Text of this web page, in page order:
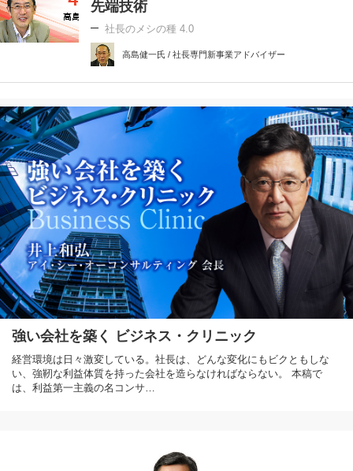
先端技術
社長のメシの種 4.0
高島健一氏 / 社長専門新事業アドバイザー
強い会社を築く ビジネス・クリニック
経営環境は日々激変している。社長は、どんな変化にもビクともしな
い、強靭な利益体質を持った会社を造らなければならない。 本稿で
は、利益第一主義の名コンサ…